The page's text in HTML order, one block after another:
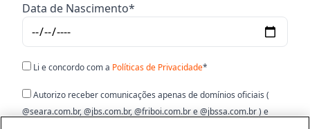
Data de Nascimento*
Li e concordo com a Políticas de Privacidade*
Autorizo receber comunicações apenas de domínios oficiais (
@seara.com.br, @jbs.com.br, @friboi.com.br e @jbssa.com.br ) e